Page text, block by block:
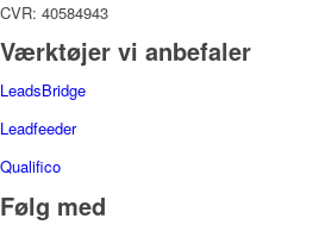
CVR: 40584943
Værktøjer vi anbefaler
LeadsBridge
Leadfeeder
Qualifico
Følg med